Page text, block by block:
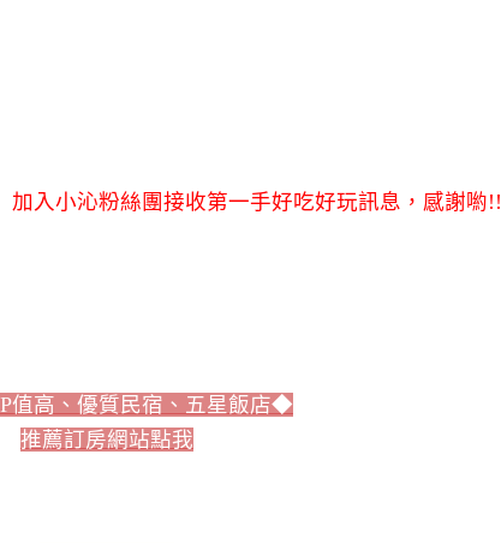
加入小沁粉絲團接收第一手好吃好玩訊息，感謝喲!!
值高、優質民宿、五星飯店◆
推薦訂房網站點我